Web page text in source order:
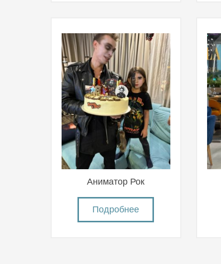
Аниматор Рок
Подробнее